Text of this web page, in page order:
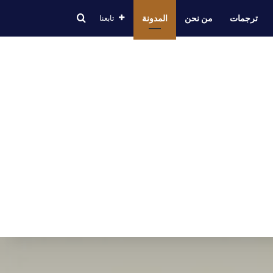
ترجمات من نحن المدونة تابعنا بحث عن